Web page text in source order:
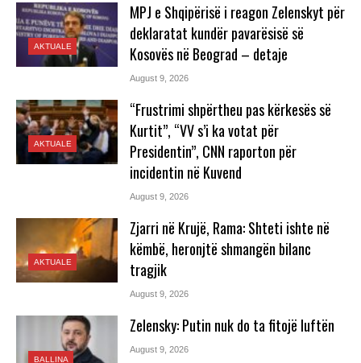
AKTUALE
MPJ e Shqipërisë i reagon Zelenskyt për
deklaratat kundër pavarësisë së
Kosovës në Beograd – detaje
August 9, 2026
AKTUALE
“Frustrimi shpërtheu pas kërkesës së
Kurtit”, “VV s’i ka votat për
Presidentin”, CNN raporton për
incidentin në Kuvend
August 9, 2026
AKTUALE
Zjarri në Krujë, Rama: Shteti ishte në
këmbë, heronjtë shmangën bilanc
tragjik
August 9, 2026
BALLINA
Zelensky: Putin nuk do ta fitojë luftën
August 9, 2026